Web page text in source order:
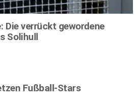
Die verrückt gewordene
Solihull
Fußball-Stars